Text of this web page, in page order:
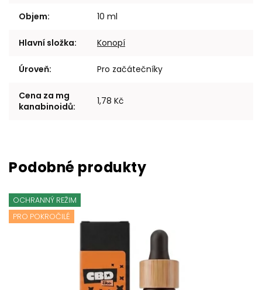
Objem: 10 ml
Hlavní složka: Konopí
Úroveň: Pro začátečníky
Cena za mg
kanabinoidů: 1,78 Kč
OCHRANNÝ REŽIM
PRO POKROČILÉ